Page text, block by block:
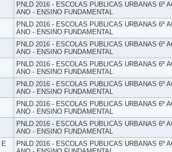
PNLD 2016 - ESCOLAS PUBLICAS URBANAS 6º
ANO - ENSINO FUNDAMENTAL
PNLD 2016 - ESCOLAS PUBLICAS URBANAS 6º
ANO - ENSINO FUNDAMENTAL
PNLD 2016 - ESCOLAS PUBLICAS URBANAS 6º
ANO - ENSINO FUNDAMENTAL
PNLD 2016 - ESCOLAS PUBLICAS URBANAS 6º
ANO - ENSINO FUNDAMENTAL
PNLD 2016 - ESCOLAS PUBLICAS URBANAS 6º
ANO - ENSINO FUNDAMENTAL
PNLD 2016 - ESCOLAS PUBLICAS URBANAS 6º
ANO - ENSINO FUNDAMENTAL
PNLD 2016 - ESCOLAS PUBLICAS URBANAS 6º
ANO - ENSINO FUNDAMENTAL
E
PNLD 2016 - ESCOLAS PUBLICAS URBANAS 6º